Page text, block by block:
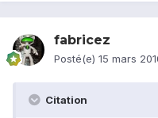
fabricez
Posté(e) 15 mars
Citation